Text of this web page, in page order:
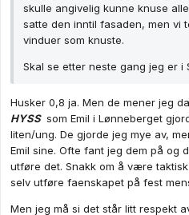
skulle angivelig kunne knuse
satte den inntil fasaden, men vi
vinduer som knuste.
Skal se etter neste gang jeg er i
Husker 0,8 ja. Men de mener jeg
HYSS som Emil i Lønneberget
liten/ung. De gjorde jeg mye av,
Emil sine. Ofte fant jeg dem på og
utføre det. Snakk om å være
selv utføre faenskapet på fest
Men jeg må si det står litt respekt